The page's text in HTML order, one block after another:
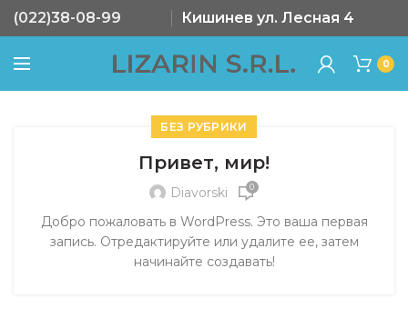
(022)38-08-99 Кишинев ул. Лесная 4
0
БЕЗ РУБРИКИ
Привет, мир!
Diavorski 0
Добро пожаловать в WordPress. Это ваша первая
запись. Отредактируйте или удалите ее, затем
начинайте создавать!